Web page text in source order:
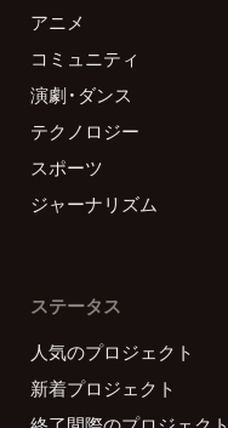
アニメ
コミュニティ
演劇・ダンス
テクノロジー
スポーツ
ジャーナリズム
ステータス
人気のプロジェクト
新着プロジェクト